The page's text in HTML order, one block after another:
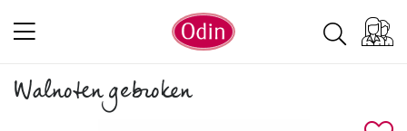
Walnoten gebroken